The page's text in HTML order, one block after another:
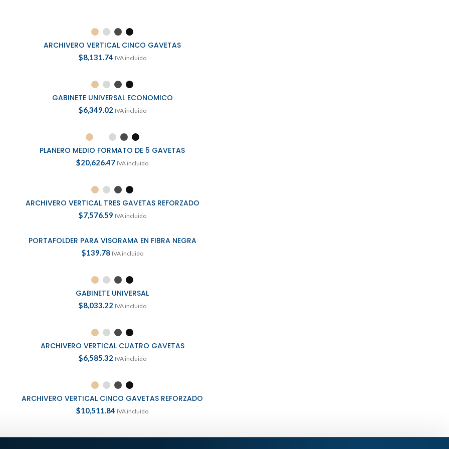
SELECCIONAR OPCIONES
ARCHIVERO VERTICAL CINCO GAVETAS
$8,131.74 IVA incluido
SELECCIONAR OPCIONES
GABINETE UNIVERSAL ECONOMICO
$6,349.02 IVA incluido
SELECCIONAR OPCIONES
PLANERO MEDIO FORMATO DE 5 GAVETAS
$20,626.47 IVA incluido
SELECCIONAR OPCIONES
ARCHIVERO VERTICAL TRES GAVETAS REFORZADO
$7,576.59 IVA incluido
AÑADIR AL CARRITO
PORTAFOLDER PARA VISORAMA EN FIBRA NEGRA
$139.78 IVA incluido
SELECCIONAR OPCIONES
GABINETE UNIVERSAL
$8,033.22 IVA incluido
SELECCIONAR OPCIONES
ARCHIVERO VERTICAL CUATRO GAVETAS
$6,585.32 IVA incluido
SELECCIONAR OPCIONES
ARCHIVERO VERTICAL CINCO GAVETAS REFORZADO
$10,511.84 IVA incluido